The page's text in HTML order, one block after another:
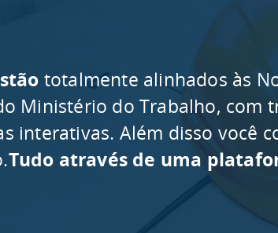
totalmente alinhados às
Ministério do Trabalho, com
interativas. Além disso você
Tudo através de uma